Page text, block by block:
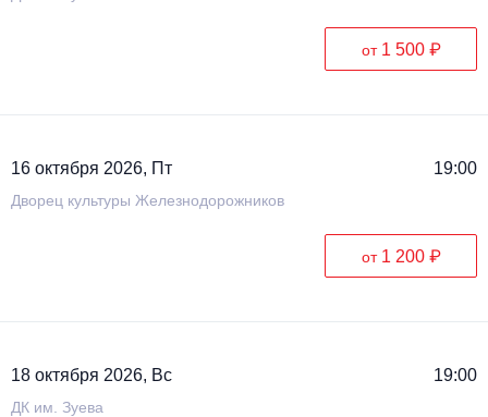
от 1 500 ₽
16 октября 2026, Пт 19:00
Дворец культуры Железнодорожников
от 1 200 ₽
18 октября 2026, Вс 19:00
ДК им. Зуева